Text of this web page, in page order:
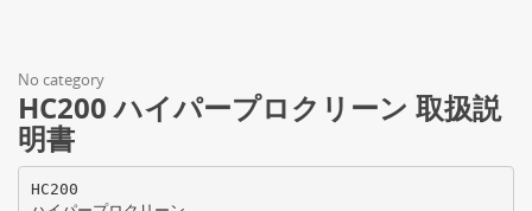
No category
HC200 ハイパープロクリーン 取扱説
明書
HC200